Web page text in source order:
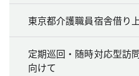
東京都介護職員宿舎借り
定期巡回・随時対応型訪
向けて